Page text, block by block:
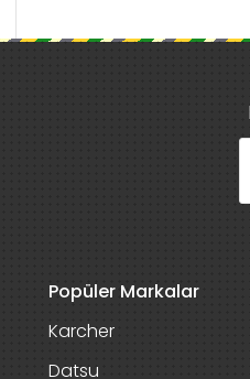
Popüler Markalar
Karcher
Datsu